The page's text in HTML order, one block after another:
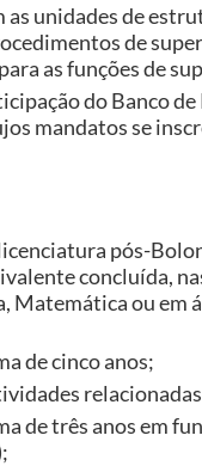
unidades de
de
as funções de
do Banco
mandatos se
pós-
concluída,
Matemática ou em
de cinco anos;
de três anos em